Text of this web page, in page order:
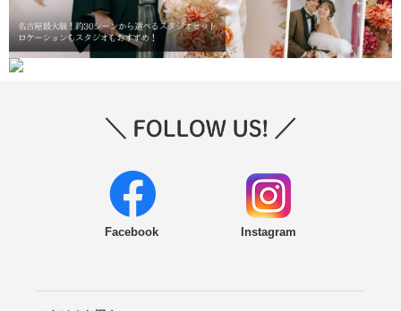
Facebook Instagram